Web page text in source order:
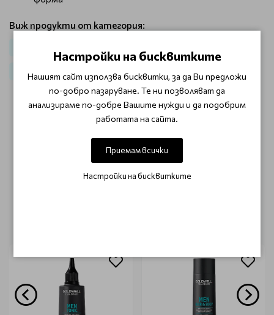
Виж продукти от категория:
Стилизанти
ОТЗИВИ (0)
Този продукт няма отзиви.
НАПИШЕТЕ ОТЗИВ
Настройки на бисквитките
Нашият сайт използва бисквитки, за да Ви предложи
по-добро пазаруване. Те ни позволяват да
анализираме по-добре Вашите нужди и да подобрим
работата на сайта.
Приемам всички
Настройки на бисквитките